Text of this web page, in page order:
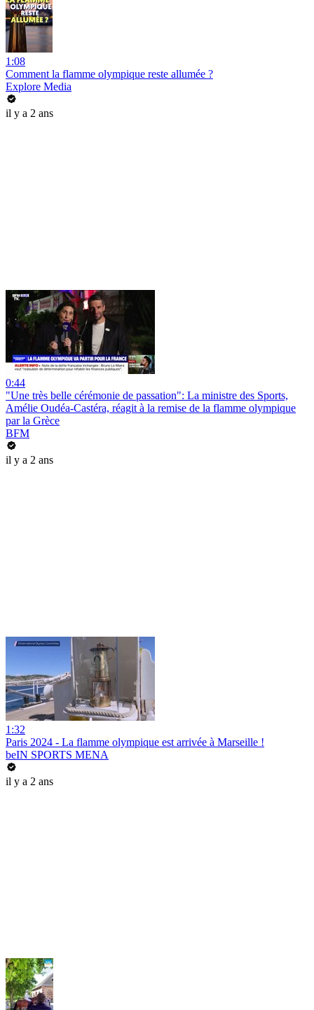
1:08
Comment la flamme olympique reste allumée ?
Explore Media
il y a 2 ans
0:44
"Une très belle cérémonie de passation": La ministre des Sports,
Amélie Oudéa-Castéra, réagit à la remise de la flamme olympique
par la Grèce
BFM
il y a 2 ans
1:32
Paris 2024 - La flamme olympique est arrivée à Marseille !
beIN SPORTS MENA
il y a 2 ans